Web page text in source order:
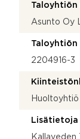
Taloyhtiön
Asunto Oy
Taloyhtiön
2204916-3
Huoltoyhtiö